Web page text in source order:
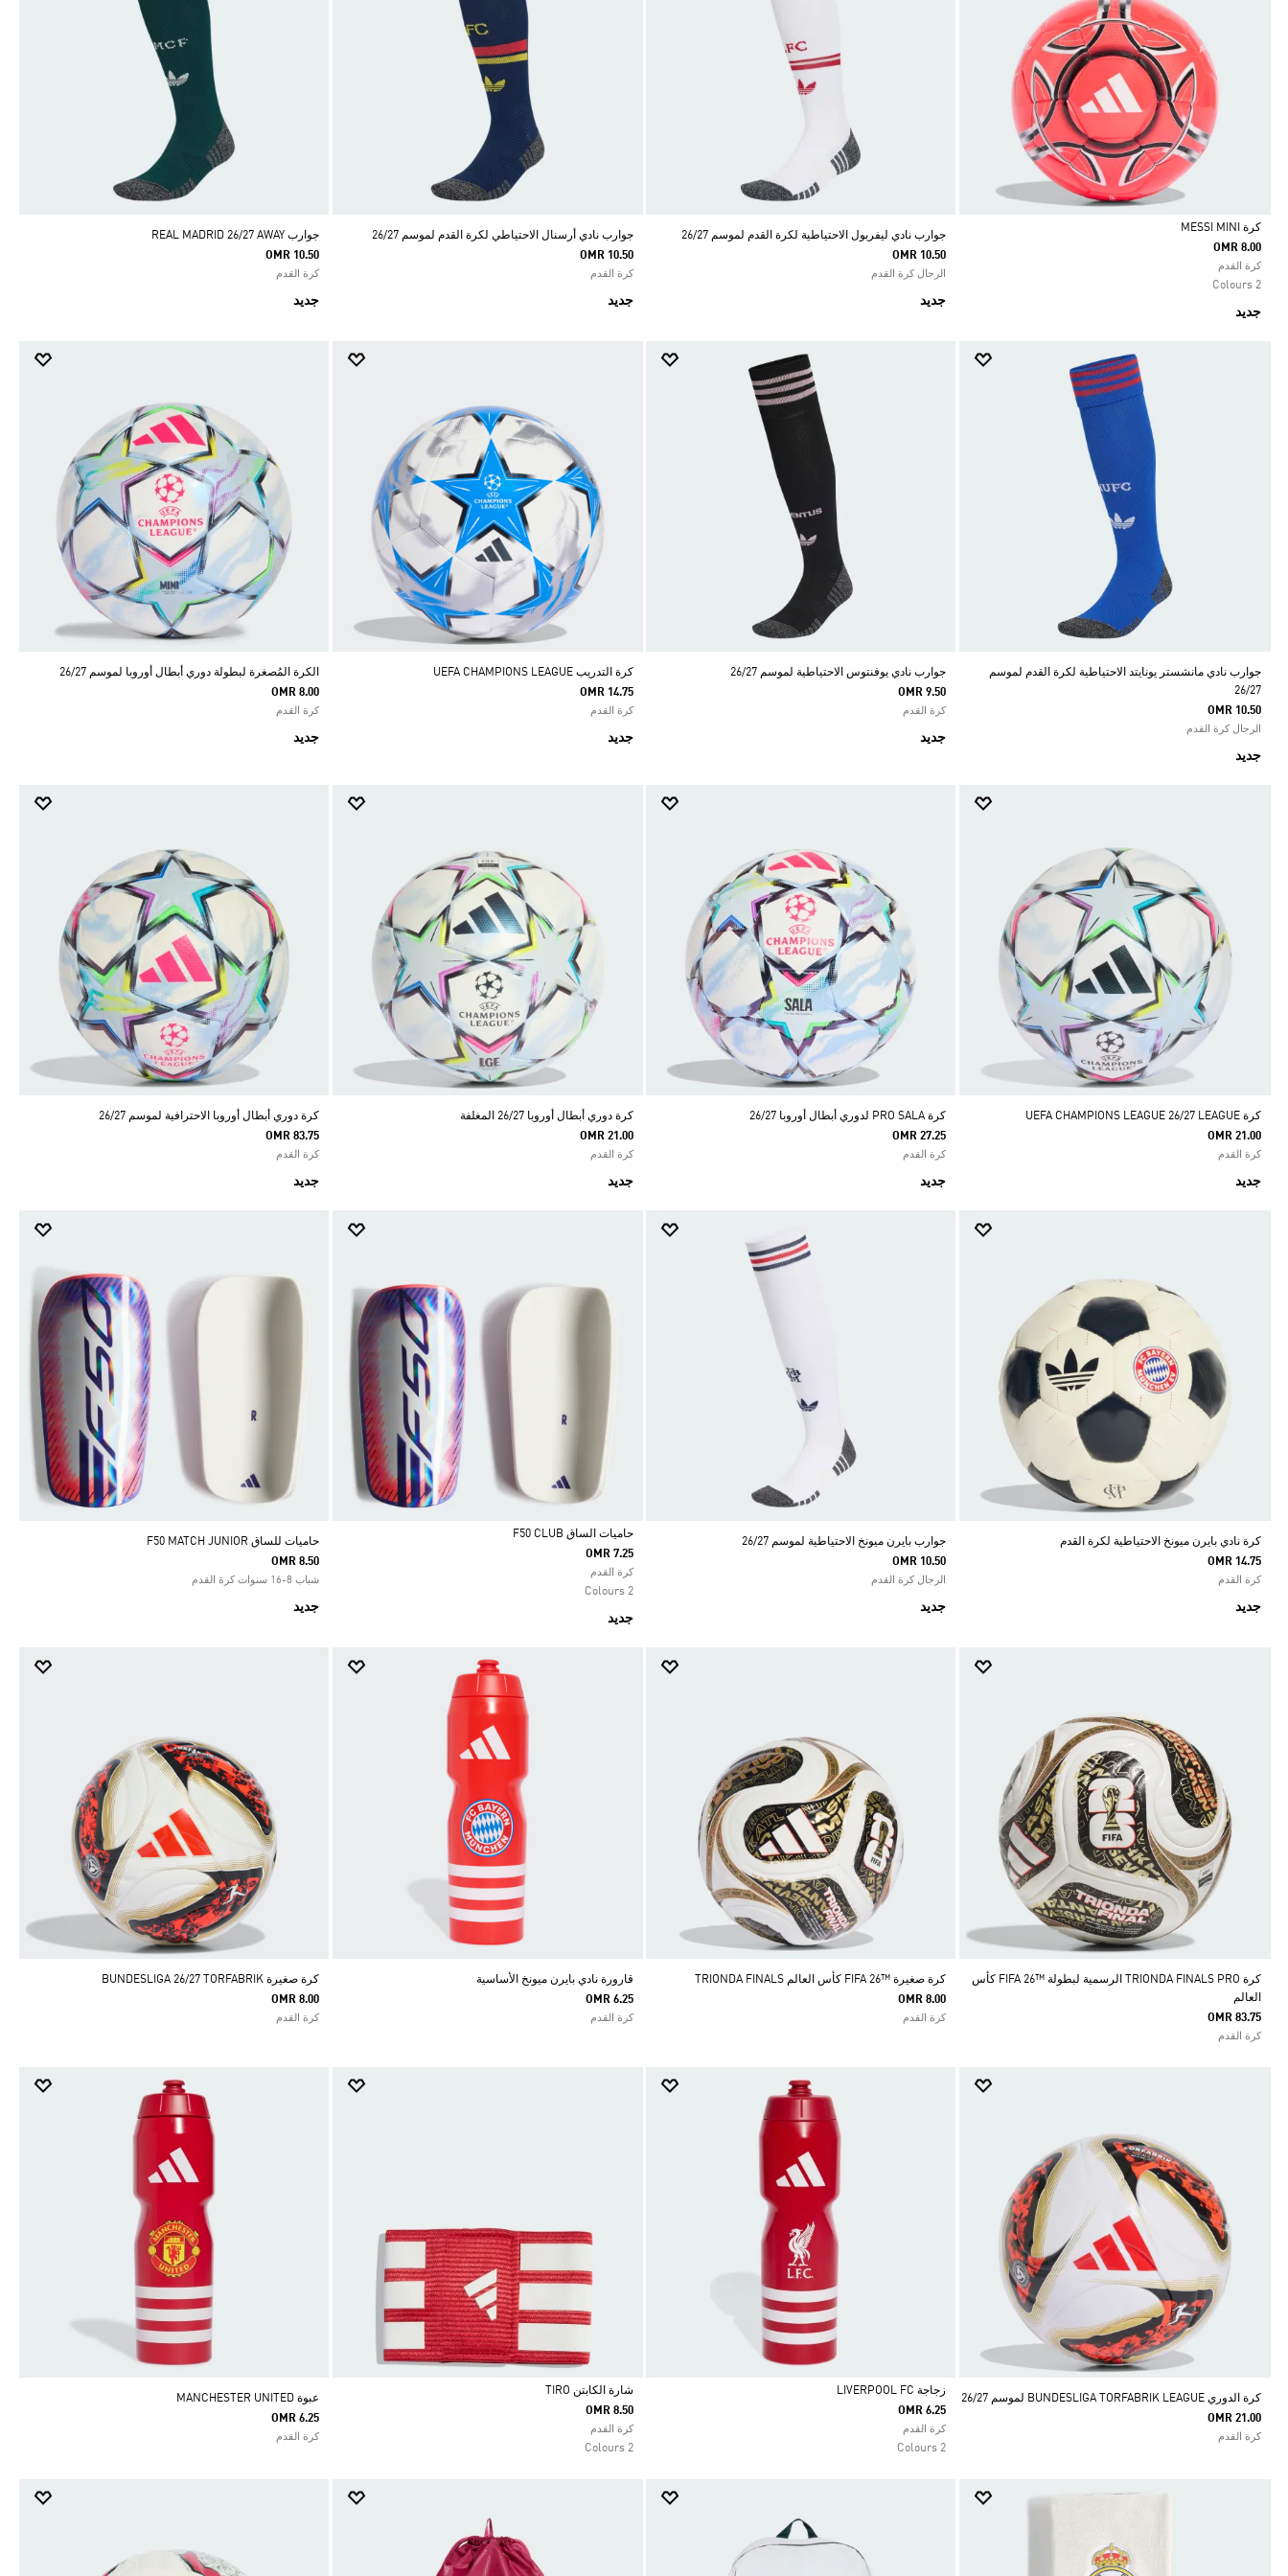
Selected
كرة MESSI MINI
OMR 8.00
كرة القدم
2 Colours
جديد
جوارب نادي ليفربول الاحتياطية لكرة القدم لموسم 26/27
OMR 10.50
الرجال كرة القدم
جديد
جوارب نادي أرسنال الاحتياطي لكرة القدم لموسم 26/27
OMR 10.50
كرة القدم
جديد
جوارب REAL MADRID 26/27 AWAY
OMR 10.50
كرة القدم
جديد
جوارب نادي مانشستر يونايتد الاحتياطية لكرة القدم لموسم
26/27
OMR 10.50
الرجال كرة القدم
جديد
جوارب نادي يوفنتوس الاحتياطية لموسم 26/27
OMR 9.50
كرة القدم
جديد
كرة التدريب UEFA CHAMPIONS LEAGUE
OMR 14.75
كرة القدم
جديد
الكرة المُصغرة لبطولة دوري أبطال أوروبا لموسم 26/27
OMR 8.00
كرة القدم
جديد
كرة UEFA CHAMPIONS LEAGUE 26/27 LEAGUE
OMR 21.00
كرة القدم
جديد
كرة PRO SALA لدوري أبطال أوروبا 26/27
OMR 27.25
كرة القدم
جديد
كرة دوري أبطال أوروبا 26/27 المغلفة
OMR 21.00
كرة القدم
جديد
كرة دوري أبطال أوروبا الاحترافية لموسم 26/27
OMR 83.75
كرة القدم
جديد
كرة نادي بايرن ميونخ الاحتياطية لكرة القدم
OMR 14.75
كرة القدم
جديد
جوارب بايرن ميونخ الاحتياطية لموسم 26/27
OMR 10.50
الرجال كرة القدم
جديد
Selected
حاميات الساق F50 CLUB
OMR 7.25
كرة القدم
2 Colours
جديد
حاميات للساق F50 MATCH JUNIOR
OMR 8.50
شباب 8-16 سنوات كرة القدم
جديد
كرة TRIONDA FINALS PRO الرسمية لبطولة ™26 FIFA كأس
العالم
OMR 83.75
كرة القدم
كرة صغيرة ™26 FIFA كأس العالم TRIONDA FINALS
OMR 8.00
كرة القدم
قارورة نادي بايرن ميونخ الأساسية
OMR 6.25
كرة القدم
كرة صغيرة BUNDESLIGA 26/27 TORFABRIK
OMR 8.00
كرة القدم
كرة الدوري BUNDESLIGA TORFABRIK LEAGUE لموسم 26/27
OMR 21.00
كرة القدم
Selected
زجاجة LIVERPOOL FC
OMR 6.25
كرة القدم
2 Colours
Selected
شارة الكابتن TIRO
OMR 8.50
كرة القدم
2 Colours
عبوة MANCHESTER UNITED
OMR 6.25
كرة القدم